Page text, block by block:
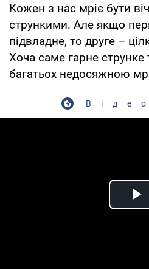
Кожен з нас мріє бути
стрункими. Але якщо
підвладне, то друге –
Хоча саме гарне струнке
багатьох недосяжною